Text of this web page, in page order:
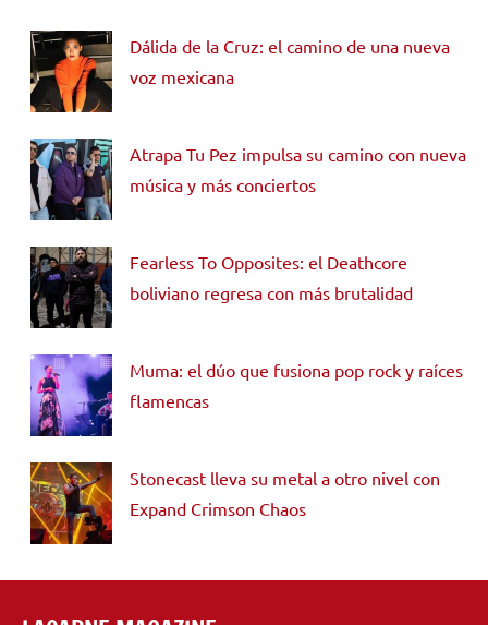
Dálida de la Cruz: el camino de una nueva
voz mexicana
Atrapa Tu Pez impulsa su camino con nueva
música y más conciertos
Fearless To Opposites: el Deathcore
boliviano regresa con más brutalidad
Muma: el dúo que fusiona pop rock y raíces
flamencas
Stonecast lleva su metal a otro nivel con
Expand Crimson Chaos